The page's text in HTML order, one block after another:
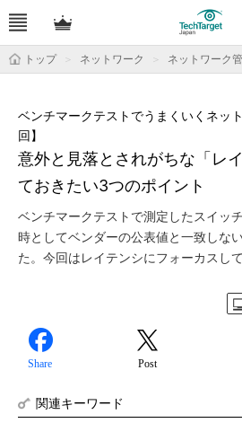
トップ ネットワーク ネットワーク
意外と見落とされがちな「レ
ておきたい3つのポイント
ベンチマークテストでうまくいくネッ
回】
ベンチマークテストで測定したスイッ
時としてベンダーの公表値と一致しな
た。今回はレイテンシにフォーカスして
Share Post
関連キーワード